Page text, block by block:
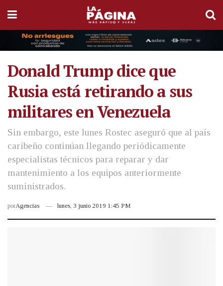
Donald Trump dice que
Rusia está retirando a sus
militares en Venezuela
Sin embargo, este lunes Rostec aseguró que al país
caribeño continúan llegando periódicamente
especialistas técnicos para reparar y dar
mantenimiento a los equipos anteriormente
suministrados.
porAgencias lunes, 3 junio 2019 1:45 PM